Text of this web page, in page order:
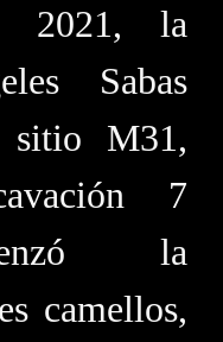
2021, la
Sabas
sitio M31,
7
la
camellos,